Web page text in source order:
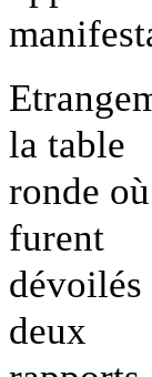
la table
ronde où
furent
dévoilés
deux